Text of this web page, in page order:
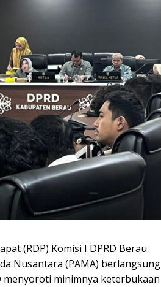
(RDP) Komisi I DPRD Berau
Nusantara (PAMA) berlangsung
menyoroti minimnya keterbukaan